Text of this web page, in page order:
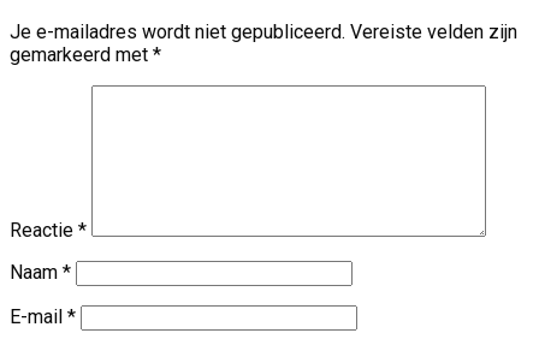
Je e-mailadres wordt niet gepubliceerd. Vereiste velden zijn
gemarkeerd met *
Reactie *
Naam *
E-mail *